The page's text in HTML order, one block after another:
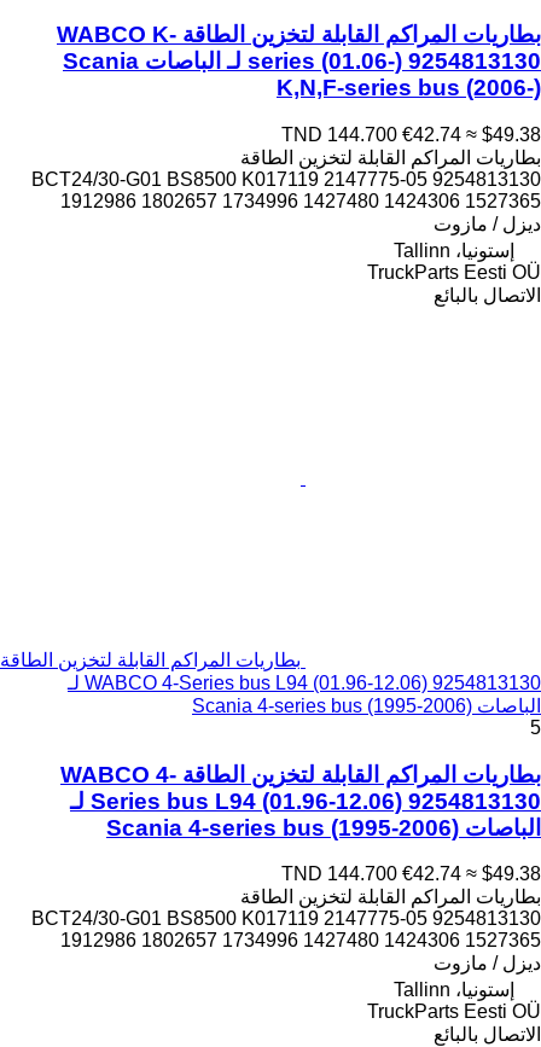
بطاريات المراكم القابلة لتخزين الطاقة WABCO K-
series (01.06-) 9254813130 لـ الباصات Scania
K,N,F-series bus (2006-)
TND 144.700 €42.74 ≈ $49.38
بطاريات المراكم القابلة لتخزين الطاقة
9254813130 05-BCT24/30-G01 BS8500 K017119 2147775
1912986 1802657 1734996 1427480 1424306 1527365
ديزل / مازوت
إستونيا، Tallinn
TruckParts Eesti OÜ
الاتصال بالبائع
بطاريات المراكم القابلة لتخزين الطاقة
WABCO 4-Series bus L94 (01.96-12.06) 9254813130 لـ
الباصات Scania 4-series bus (1995-2006)
5
بطاريات المراكم القابلة لتخزين الطاقة WABCO 4-
Series bus L94 (01.96-12.06) 9254813130 لـ
الباصات Scania 4-series bus (1995-2006)
TND 144.700 €42.74 ≈ $49.38
بطاريات المراكم القابلة لتخزين الطاقة
9254813130 05-BCT24/30-G01 BS8500 K017119 2147775
1912986 1802657 1734996 1427480 1424306 1527365
ديزل / مازوت
إستونيا، Tallinn
TruckParts Eesti OÜ
الاتصال بالبائع